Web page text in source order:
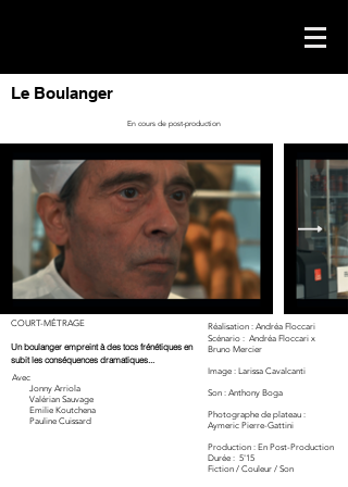
Le Boulanger
En cours de post-production
COURT-MÉTRAGE
Un boulanger empreint à des tocs frénétiques en
subit les conséquences dramatiques...
Avec
Jonny Arriola
Valérian Sauvage
Emilie Koutchena
Pauline Cuissard
Réalisation : Andréa Floccari
Scénario : Andréa Floccari x
Bruno Mercier
Image : Larissa Cavalcanti
Son : Anthony Boga
Photographe de plateau :
Aymeric Pierre-Gattini
Production : En Post-Production
Durée : 5'15
Fiction / Couleur / Son